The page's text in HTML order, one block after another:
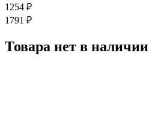
1254 ₽
1791 ₽
Товара нет в наличии